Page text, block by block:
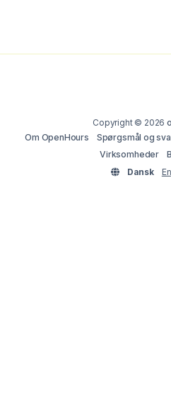
Copyright © 2026
Om OpenHours
Spørgsmål og
Virksomheder
Dansk